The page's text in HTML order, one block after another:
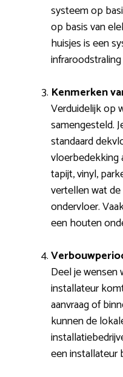
systeem op
op basis van
huisjes is een
Kenmerken
Verduidelijk op
samengesteld.
standaard
vloerbedekking
tapijt, vinyl,
vertellen wat
ondervloer.
een houten
Deel je wensen
installateur
aanvraag of
kunnen de
een installateur